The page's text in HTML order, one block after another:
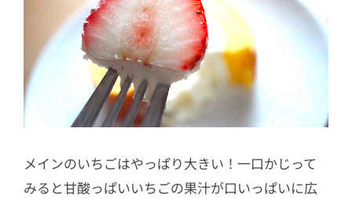
メインのいちごはやっぱり大きい！一口かじって
みると甘酸っぱいいちごの果汁が口いっぱいに広